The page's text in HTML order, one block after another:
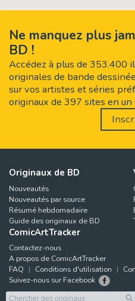
Ne manquez plus
BD !
Accédez à plus de 353.400
originales de bande
sur vos artistes et séries
originaux de 397 sites en un
Originaux de BD
Nouveautés
Nouveautés par source
Résumé hebdomadaire
Guide des originaux de BD
ComicArtTracker
Contactez-nous
A propos de ComicArtTracker
FAQ
Conditions d'utilisation
Suivez-nous sur Facebook